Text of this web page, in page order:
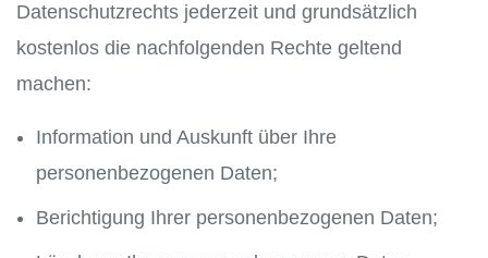
Datenschutzrechts jederzeit und grundsätzlich
kostenlos die nachfolgenden Rechte geltend
machen:
Information und Auskunft über Ihre
personenbezogenen Daten;
Berichtigung Ihrer personenbezogenen Daten;